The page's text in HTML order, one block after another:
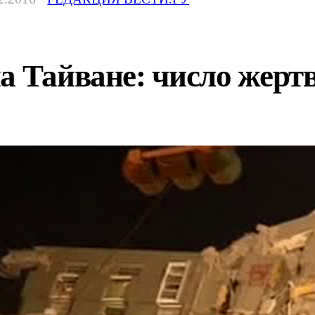
Тайване: число